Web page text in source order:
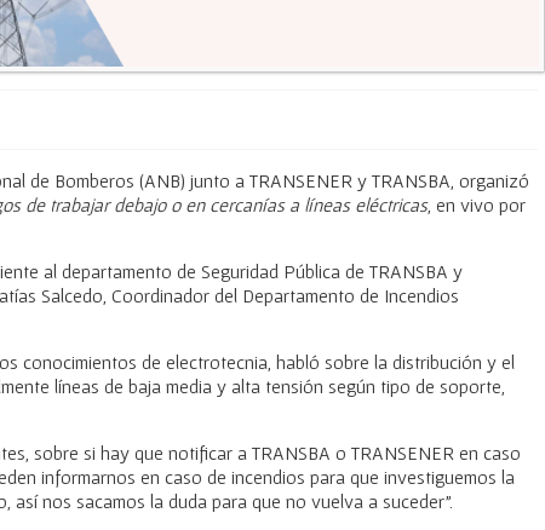
de Bomberos (ANB) junto a TRANSENER y TRANSBA, organizó
de trabajar debajo o en cercanías a líneas eléctricas, en vivo por
al departamento de Seguridad Pública de TRANSBA y
Salcedo, Coordinador del Departamento de Incendios
conocimientos de electrotecnia, habló sobre la distribución y el
líneas de baja media y alta tensión según tipo de soporte,
sobre si hay que notificar a TRANSBA o TRANSENER en caso
informarnos en caso de incendios para que investiguemos la
así nos sacamos la duda para que no vuelva a suceder”.